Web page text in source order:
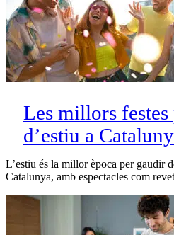
Les millors
d’estiu a
L’estiu és la millor època per gaudir
Catalunya, amb espectacles com